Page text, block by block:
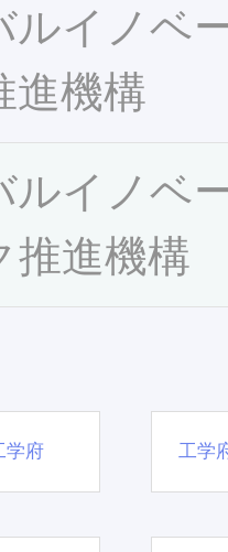
ルイノベ
進機構
ルイノベ
推進機構
府 工学